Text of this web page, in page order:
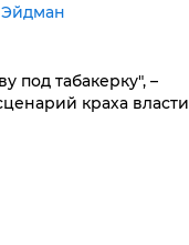
под табакерку", –
краха власти